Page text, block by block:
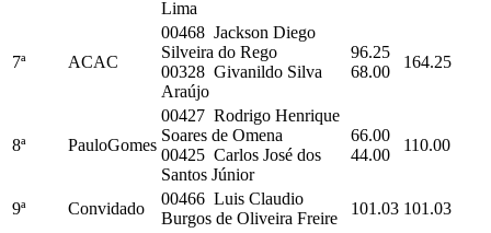
Lima
7ª ACAC
00468 Jackson Diego
Silveira do Rego
00328 Givanildo Silva
Araújo
96.25
68.00
164.25
8ª PauloGomes
00427 Rodrigo Henrique
Soares de Omena
00425 Carlos José dos
Santos Júnior
66.00
44.00
110.00
9ª Convidado
00466 Luis Claudio
Burgos de Oliveira Freire
101.03 101.03